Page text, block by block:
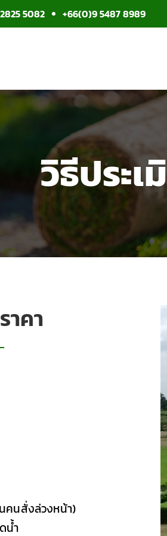
5082 +66(0)9 5487 8989
วิธีประเ
าคา
คนสั่งล่วงหน้า)
น้ำ